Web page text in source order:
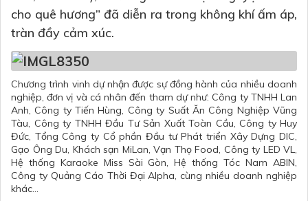
cho quê hương” đã diễn ra trong không khí ấm áp,
tràn đầy cảm xúc.
Chương trình vinh dự nhận được sự đồng hành của nhiều doanh
nghiệp, đơn vị và cá nhân đến tham dự như: Công ty TNHH Lan
Anh, Công ty Tiến Hùng, Công ty Suất Ăn Công Nghiệp Vũng
Tàu, Công ty TNHH Đầu Tư Sản Xuất Toàn Cầu, Công ty Huy
Đức, Tổng Công ty Cổ phần Đầu tư Phát triển Xây Dựng DIC,
Gạo Ông Du, Khách sạn MiLan, Vạn Thọ Food, Công ty LED VL,
Hệ thống Karaoke Miss Sài Gòn, Hệ thống Tóc Nam ABIN,
Công ty Quảng Cáo Thời Đại Alpha, cùng nhiều doanh nghiệp
khác…